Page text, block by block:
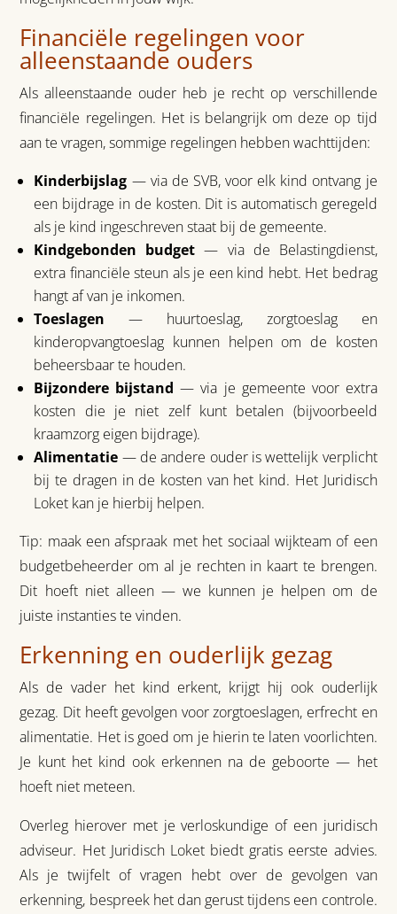
Financiële regelingen voor
alleenstaande ouders
Als alleenstaande ouder heb je recht op verschillende
financiële regelingen. Het is belangrijk om deze op tijd
aan te vragen, sommige regelingen hebben wachttijden:
Kinderbijslag — via de SVB, voor elk kind ontvang je
een bijdrage in de kosten. Dit is automatisch geregeld
als je kind ingeschreven staat bij de gemeente.
Kindgebonden budget — via de Belastingdienst,
extra financiële steun als je een kind hebt. Het bedrag
hangt af van je inkomen.
Toeslagen — huurtoeslag, zorgtoeslag en
kinderopvangtoeslag kunnen helpen om de kosten
beheersbaar te houden.
Bijzondere bijstand — via je gemeente voor extra
kosten die je niet zelf kunt betalen (bijvoorbeeld
kraamzorg eigen bijdrage).
Alimentatie — de andere ouder is wettelijk verplicht
bij te dragen in de kosten van het kind. Het Juridisch
Loket kan je hierbij helpen.
Tip: maak een afspraak met het sociaal wijkteam of een
budgetbeheerder om al je rechten in kaart te brengen.
Dit hoeft niet alleen — we kunnen je helpen om de
juiste instanties te vinden.
Erkenning en ouderlijk gezag
Als de vader het kind erkent, krijgt hij ook ouderlijk
gezag. Dit heeft gevolgen voor zorgtoeslagen, erfrecht en
alimentatie. Het is goed om je hierin te laten voorlichten.
Je kunt het kind ook erkennen na de geboorte — het
hoeft niet meteen.
Overleg hierover met je verloskundige of een juridisch
adviseur. Het Juridisch Loket biedt gratis eerste advies.
Als je twijfelt of vragen hebt over de gevolgen van
erkenning, bespreek het dan gerust tijdens een controle.